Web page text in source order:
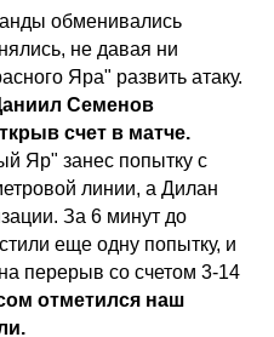
обменивались
не давая ни
Яра" развить атаку.
Семенов
счет в матче.
Яр" занес попытку с
линии, а Дилан
За 6 минут до
еще одну попытку, и
перерыв со счетом 3-14
отметился наш